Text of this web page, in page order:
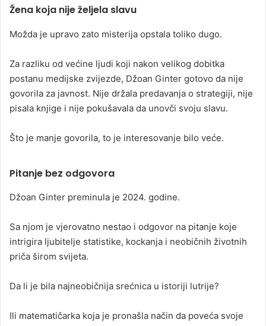
Žena koja nije željela slavu
Možda je upravo zato misterija opstala toliko dugo.
Za razliku od većine ljudi koji nakon velikog dobitka
postanu medijske zvijezde, Džoan Ginter gotovo da nije
govorila za javnost. Nije držala predavanja o strategiji, nije
pisala knjige i nije pokušavala da unovči svoju slavu.
Što je manje govorila, to je interesovanje bilo veće.
Pitanje bez odgovora
Džoan Ginter preminula je 2024. godine.
Sa njom je vjerovatno nestao i odgovor na pitanje koje
intrigira ljubitelje statistike, kockanja i neobičnih životnih
priča širom svijeta.
Da li je bila najneobičnija srećnica u istoriji lutrije?
Ili matematičarka koja je pronašla način da poveća svoje